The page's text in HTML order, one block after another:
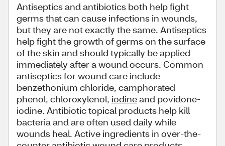
Antiseptics and antibiotics both help fight
germs that can cause infections in wounds,
but they are not exactly the same. Antiseptics
help fight the growth of germs on the surface
of the skin and should typically be applied
immediately after a wound occurs. Common
antiseptics for wound care include
benzethonium chloride, camphorated
phenol, chloroxylenol, iodineand povidone-
iodine. Antibiotic topical products help kill
bacteria and are often used daily while
wounds heal. Active ingredients in over-the-